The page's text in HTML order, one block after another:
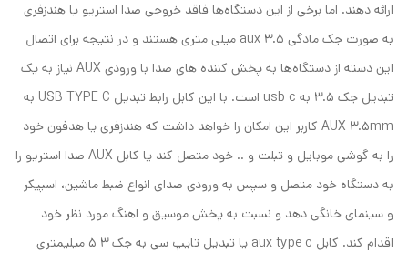
ارائه دهند. اما برخی از این دستگاه‌ها فاقد خروجی صدا استریو یا هندزفری
به صورت جک مادگی aux 3.5 میلی متری هستند و در نتیجه برای اتصال
این دسته از دستگاه‌ها به پخش کننده های صدا با ورودی AUX نیاز به یک
تبدیل جک 3.5 به usb c است. با این کابل رابط تبدیل USB TYPE C به
AUX 3.5mm کاربر این امکان را خواهد داشت که هندزفری یا هدفون خود
را به گوشی موبایل و تبلت و .. خود متصل کند یا کابل AUX صدا استریو را
به دستگاه خود متصل و سپس به ورودی صدای انواع ضبط ماشین، اسپیکر
و سینمای خانگی دهد و نسبت به پخش موسیق و اهنگ مورد نظر خود
اقدام کند. کابل aux type c یا تبدیل تایپ سی به جک 3 5 میلیمتری